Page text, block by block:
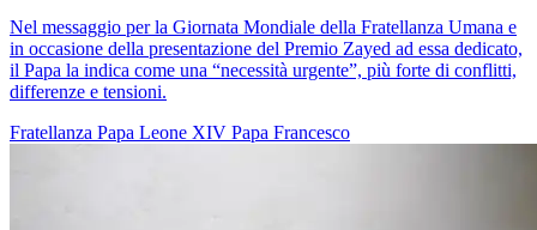
Nel messaggio per la Giornata Mondiale della Fratellanza Umana e
in occasione della presentazione del Premio Zayed ad essa dedicato,
il Papa la indica come una “necessità urgente”, più forte di conflitti,
differenze e tensioni.
Fratellanza Papa Leone XIV Papa Francesco